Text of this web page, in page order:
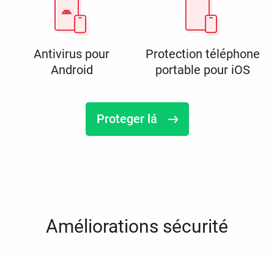
Antivirus pour
Android
Protection téléphone
portable pour iOS
Proteger lá
Améliorations sécurité